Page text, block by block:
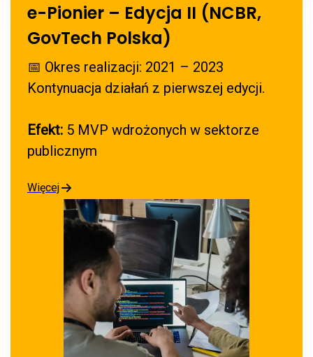
e-Pionier – Edycja II (NCBR,
GovTech Polska)
📅 Okres realizacji: 2021 – 2023
Kontynuacja działań z pierwszej edycji.
Efekt: 5 MVP wdrożonych w sektorze
publicznym
Więcej